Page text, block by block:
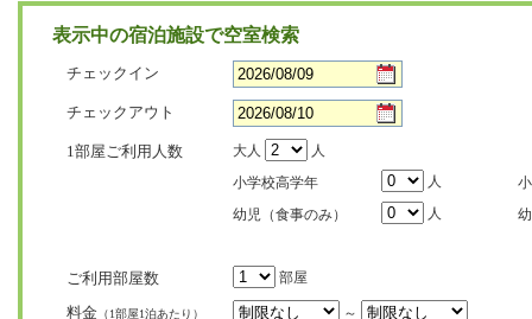
表示中の宿泊施設で空室検索
チェックイン
チェックアウト
1部屋ご利用人数 大人
人
小学校高学年
人
幼児（食事のみ）
人
ご利用部屋数 部屋
料金 （1部屋1泊あたり） ～